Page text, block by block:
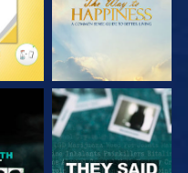
СМОТРЕТЬ